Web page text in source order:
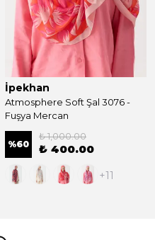
İpekhan
Atmosphere Soft Şal 3076 -
Fuşya Mercan
%60
₺ 1,000.00
₺ 400.00
+11